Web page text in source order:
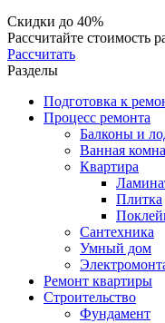
Скидки до 40%
Рассчитайте стоимость
Рассчитать
Разделы
Подготовка к
Процесс ремонта
Балконы и
Ванная
Квартира
Плитка
Сантехника
Умный дом
Ремонт квартиры
Строительство
Фундамент